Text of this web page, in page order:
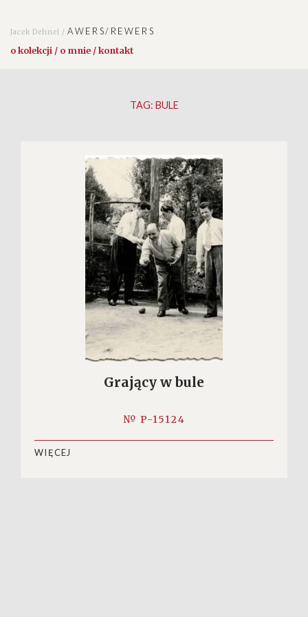
Jacek Dehnel /AWERS/REWERS
o kolekcji / o mnie / kontakt
TAG: BULE
Grający w bule
№ P-15124
WIĘCEJ